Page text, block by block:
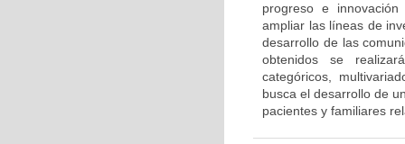
progreso e
ampliar las líneas de
desarrollo de las
obtenidos se
categóricos,
busca el desarrollo de
pacientes y familiares